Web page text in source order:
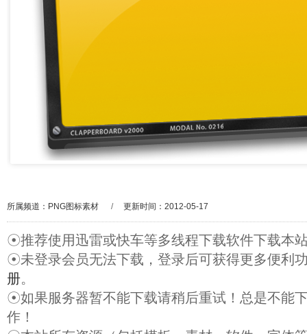
所属频道： PNG图标素材 / 更新时间：2012-05-17
☉推荐使用迅雷或快车等多线程下载软件下载本
☉未登录会员无法下载，登录后可获得更多便利
册。
☉如果服务器暂不能下载请稍后重试！总是不能
作！